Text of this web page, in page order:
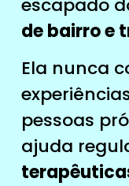
de bairro e
Ela nunca
pessoas
ajuda